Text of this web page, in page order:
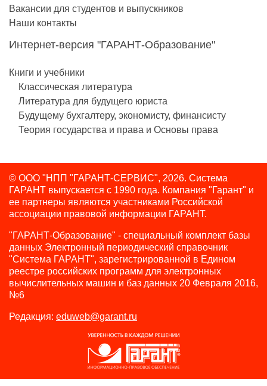
Вакансии для студентов и выпускников
Наши контакты
Интернет-версия "ГАРАНТ-Образование"
Книги и учебники
Классическая литература
Литература для будущего юриста
Будущему бухгалтеру, экономисту, финансисту
Теория государства и права и Основы права
© ООО "НПП "ГАРАНТ-СЕРВИС", 2026. Система
ГАРАНТ выпускается с 1990 года. Компания "Гарант" и
ее партнеры являются участниками Российской
ассоциации правовой информации ГАРАНТ.
"ГАРАНТ-Образование" - специальный комплект базы
данных Электронный периодический справочник
"Система ГАРАНТ", зарегистрированной в Едином
реестре российских программ для электронных
вычислительных машин и баз данных 20 Февраля 2016,
№6
Редакция: eduweb@garant.ru